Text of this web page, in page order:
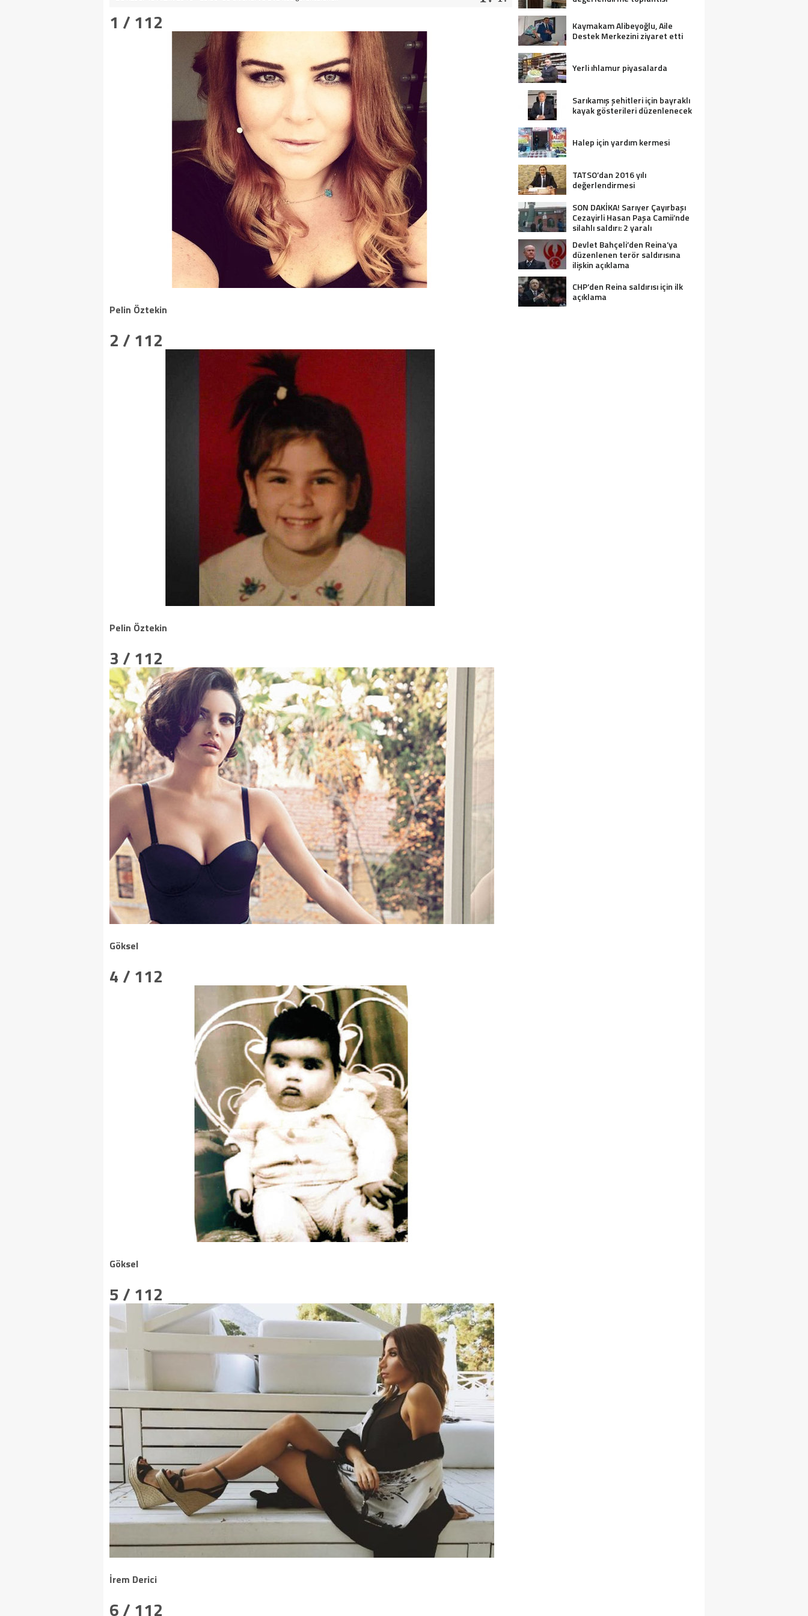
1 / 112
Pelin Öztekin
2 / 112
Pelin Öztekin
3 / 112
Göksel
4 / 112
Göksel
5 / 112
İrem Derici
6 / 112
Kaymakam Alibeyoğlu, Aile
Destek Merkezini ziyaret etti
Yerli ıhlamur piyasalarda
Sarıkamış şehitleri için bayraklı
kayak gösterileri düzenlenecek
Halep için yardım kermesi
TATSO’dan 2016 yılı
değerlendirmesi
SON DAKİKA! Sarıyer Çayırbaşı
Cezayirli Hasan Paşa Camii’nde
silahlı saldırı: 2 yaralı
Devlet Bahçeli’den Reina’ya
düzenlenen terör saldırısına
ilişkin açıklama
CHP’den Reina saldırısı için ilk
açıklama